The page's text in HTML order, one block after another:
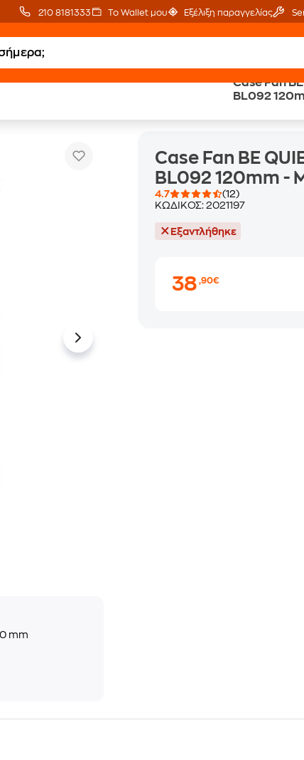
210 8181333 Το Wallet μου Εξέλιξη παραγγελίας
Case Fan
BL092
Case Fan BE QUIET! Silent Wings 4 BL092 120mm - Μαύρο
mm
Case Fan BE
BL092 120mm -
4.7
(12)
ΚΩΔΙΚΟΣ:2021197
Εξαντλήθηκε
38,90€